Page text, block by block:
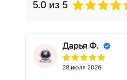
5.0 из 5
Дарья Ф.
28 июля 2026